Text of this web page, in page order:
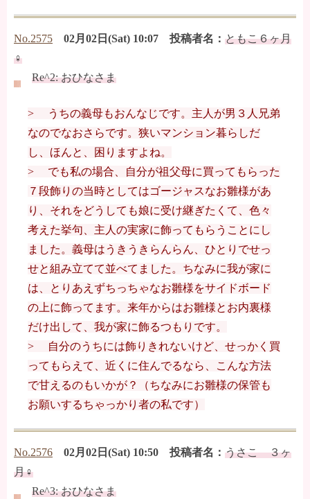
No.2575 02月02日(Sat) 10:07 投稿者名： ともこ６ヶ月
♀
Re^2: おひなさま
> うちの義母もおんなじです。主人が男３人兄弟
なのでなおさらです。狭いマンション暮らしだ
し、ほんと、困りますよね。
> でも私の場合、自分が祖父母に買ってもらった
７段飾りの当時としてはゴージャスなお雛様があ
り、それをどうしても娘に受け継ぎたくて、色々
考えた挙句、主人の実家に飾ってもらうことにし
ました。義母はうきうきらんらん、ひとりでせっ
せと組み立てて並べてました。ちなみに我が家に
は、とりあえずちっちゃなお雛様をサイドボード
の上に飾ってます。来年からはお雛様とお内裏様
だけ出して、我が家に飾るつもりです。
> 自分のうちには飾りきれないけど、せっかく買
ってもらえて、近くに住んでるなら、こんな方法
で甘えるのもいかが？（ちなみにお雛様の保管も
お願いするちゃっかり者の私です）
No.2576 02月02日(Sat) 10:50 投稿者名： うさこ ３ヶ
月♀
Re^3: おひなさま